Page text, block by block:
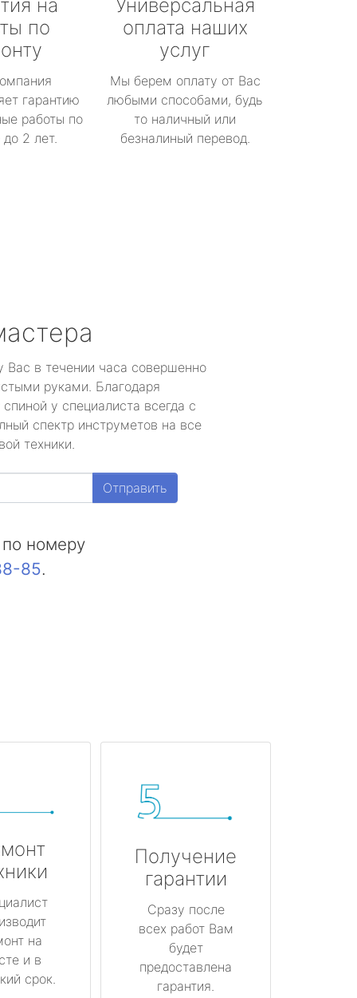
на
по
гарантию
работы по
2 лет.
Универсальная
оплата наших
услуг
Мы берем оплату от Вас
любыми способами, будь
то наличный или
безналиный перевод.
Вас в течении часа совершенно
руками. Благодаря
у специалиста всегда с
спектр инструметов на все
техники.
Отправить
номеру
85.
на
и в
срок.
Получение
гарантии
Сразу после
всех работ Вам
будет
предоставлена
гарантия.